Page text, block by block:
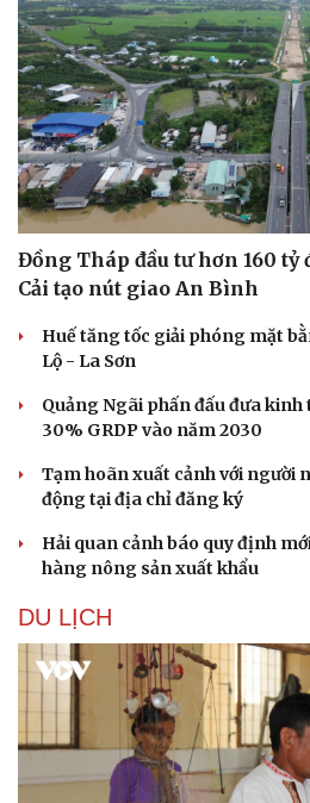
Sức khỏe
Cây thuốc
Nhi khoa
Nam khoa
Làm đẹp - giảm cân
Phòng mạch online
Ăn sạch sống khỏe
Đồng Tháp đầu tư hơn 160 tỷ
Cải tạo nút giao An Bình
Huế tăng tốc giải phóng mặt
Lộ - La Sơn
Quảng Ngãi phấn đấu đưa kinh
30% GRDP vào năm 2030
Tạm hoãn xuất cảnh với người
động tại địa chỉ đăng ký
Hải quan cảnh báo quy định
hàng nông sản xuất khẩu
DU LỊCH